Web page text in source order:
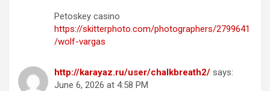
Petoskey casino
https://skitterphoto.com/photographers/2799641
/wolf-vargas
http://karayaz.ru/user/chalkbreath2/ says:
June 6, 2026 at 4:58 PM